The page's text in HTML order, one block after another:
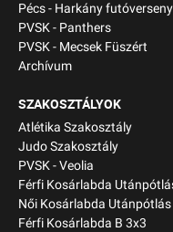
Pécs - Harkány futóverseny
PVSK - Panthers
PVSK - Mecsek Füszért
Archívum
SZAKOSZTÁLYOK
Atlétika Szakosztály
Judo Szakosztály
PVSK - Veolia
Férfi Kosárlabda
Női Kosárlabda Utánpótlás
Férfi Kosárlabda B 3x3